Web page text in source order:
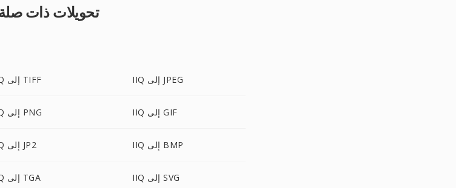
تحويلات ذات
IIQ إلى TIFF IIQ إلى JPEG
IIQ إلى PNG IIQ إلى GIF
IIQ إلى JP2 IIQ إلى BMP
IIQ إلى TGA IIQ إلى SVG